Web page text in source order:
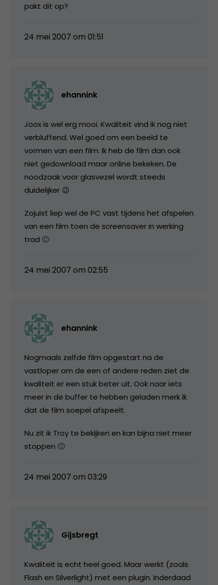
pakt dit op?
24 mei 2007 om 01:51
ehannink
Joox is wel erg mooi. Kwaliteit vind ik nog niet
verbluffend. Wel goed om een beeld te
vormen van een film. Ik heb de film dan ook
niet gedownload maar online bekeken. De
noodzaak voor glasvezel wordt steeds
duidelijker 😉
Zojuist liep wel de PC vast tijdens het afspelen
van een film toen de screensaver in werking
trad 🙁
24 mei 2007 om 02:55
ehannink
Nogmaals zelfde film opgestart na de
vastloper om de een of andere reden ziet de
kwaliteit er een stuk beter uit. Ook naar iets
meer in de buffer te hebben geladen merk ik
dat de film soepel afspeelt.
Nu zit ik Troy te bekijken en kan bijna niet meer
stoppen 🙁
24 mei 2007 om 03:29
Gijsbregt
Kwaliteit is echt heel goed. Maar werkt (zoals
Flash en Silverlight) met een plugin. Inderdaad